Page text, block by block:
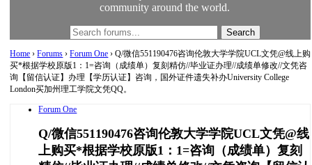
community around the world.
Home › Forums › Forum One › Q/微信551190476咨询伦敦大学学院UCL文凭@线上购
买*根据学校原版1：1=咨询（成绩单）复刻精仿//毕业证办理//成绩单修改//文凭咨
询【留信认证】办理【学历认证】咨询，国外证件遗失补办University College
London买加州理工学院文凭QQ。
Forum One
Q/微信551190476咨询伦敦大学学院UCL文凭@线
上购买*根据学校原版1：1=咨询（成绩单）复刻